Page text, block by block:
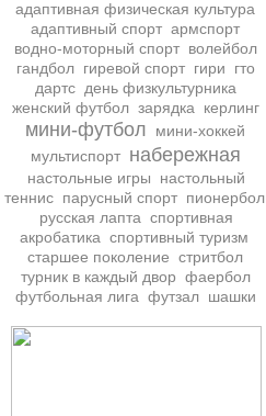
адаптивная физическая культура
адаптивный спорт армспорт
водно-моторный спорт волейбол
гандбол гиревой спорт гири
гто
дартс день физкультурника
женский футбол зарядка керлинг
мини-футбол
мини-хоккей
мультиспорт набережная
настольные игры
настольный
теннис парусный спорт пионербол
русская лапта спортивная
акробатика спортивный туризм
старшее поколение стритбол
турник в каждый двор фаербол
футбольная лига футзал шашки